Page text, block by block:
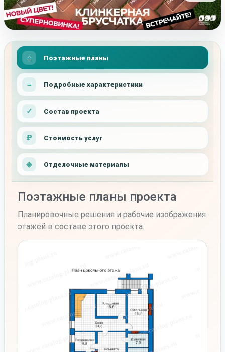
Поэтажные планы
Подробные характеристики
Состав проекта
Стоимость услуг
Отделочные материалы
Поэтажные планы проекта
Планировочные решения и рабочие изображения
этажей в составе этого проекта.